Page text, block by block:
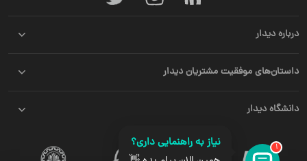
درباره دیدار
داستان‌های موفقیت مشتریان دیدار
دانشگاه دیدار
نیاز به راهنمایی داری؟
1